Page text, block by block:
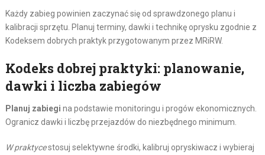
Każdy zabieg powinien zaczynać się od sprawdzonego planu i
kalibracji sprzętu. Planuj terminy, dawki i technikę oprysku zgodnie z
Kodeksem dobrych praktyk przygotowanym przez MRiRW.
Kodeks dobrej praktyki: planowanie,
dawki i liczba zabiegów
Planuj zabiegi na podstawie monitoringu i progów ekonomicznych.
Ogranicz dawki i liczbę przejazdów do niezbędnego minimum.
W praktycestosuj selektywne środki, kalibruj opryskiwacz i wybieraj